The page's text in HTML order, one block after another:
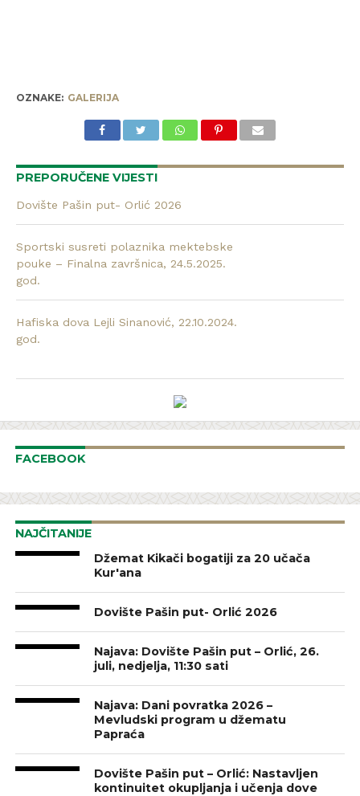
OZNAKE: GALERIJA
PREPORUČENE VIJESTI
Dovište Pašin put- Orlić 2026
Sportski susreti polaznika mektebske
pouke – Finalna završnica, 24.5.2025.
god.
Hafiska dova Lejli Sinanović, 22.10.2024.
god.
FACEBOOK
NAJČITANIJE
Džemat Kikači bogatiji za 20 učača
Kur'ana
Dovište Pašin put- Orlić 2026
Najava: Dovište Pašin put – Orlić, 26.
juli, nedjelja, 11:30 sati
Najava: Dani povratka 2026 –
Mevludski program u džematu
Papraća
Dovište Pašin put – Orlić: Nastavljen
kontinuitet okupljanja i učenja dove